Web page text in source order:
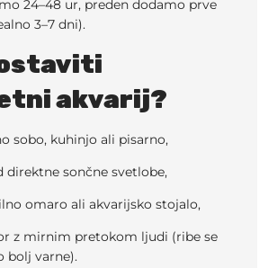
24–48 ur, preden dodamo prve
3–7 dni).
akvarij?
sobo, kuhinjo ali pisarno,
direktne sončne svetlobe,
omaro ali akvarijsko stojalo,
z mirnim pretokom ljudi (ribe se
bolj varne).